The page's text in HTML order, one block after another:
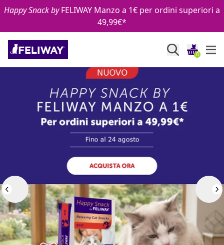
Salta al contenuto
Happy Snack byFELIWAY Manzo a 1€ per ordini superiori a
49,99€*
0